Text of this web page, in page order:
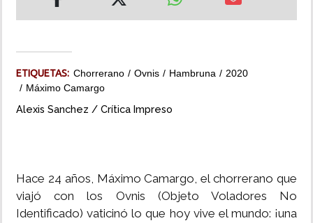
IMPRESO
ETIQUETAS: Chorrerano Ovnis Hambruna
2020
Máximo Camargo
Alexis Sanchez / Crítica Impreso
Hace 24 años, Máximo Camargo, el chorrerano que
viajó con los Ovnis (Objeto Voladores No
Identificado) vaticinó lo que hoy vive el mundo: ¡una